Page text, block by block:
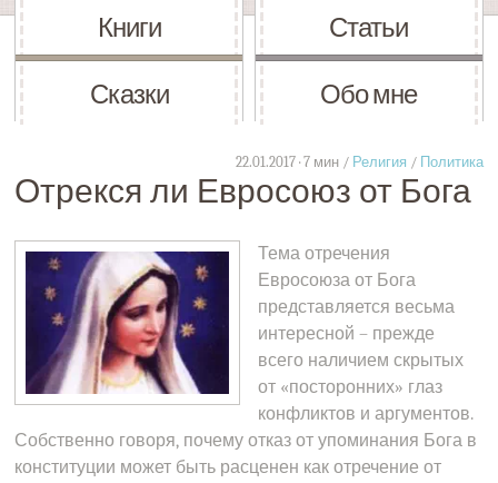
Книги Статьи
Сказки Обо мне
22.01.2017 · 7 мин / Религия / Политика
Отрекся ли Евросоюз от Бога
Тема отречения
Евросоюза от Бога
представляется весьма
интересной – прежде
всего наличием скрытых
от «посторонних» глаз
конфликтов и аргументов.
Собственно говоря, почему отказ от упоминания Бога в
конституции может быть расценен как отречение от